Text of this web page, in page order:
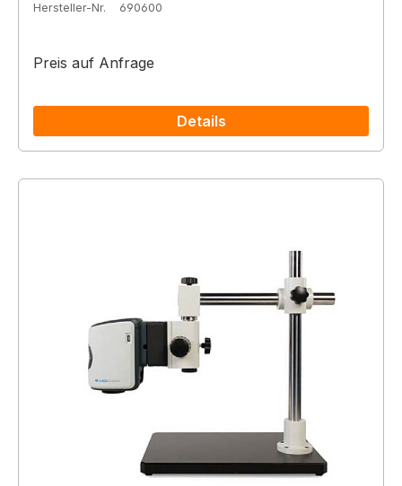
Hersteller-Nr.
690600
Preis auf Anfrage
Details